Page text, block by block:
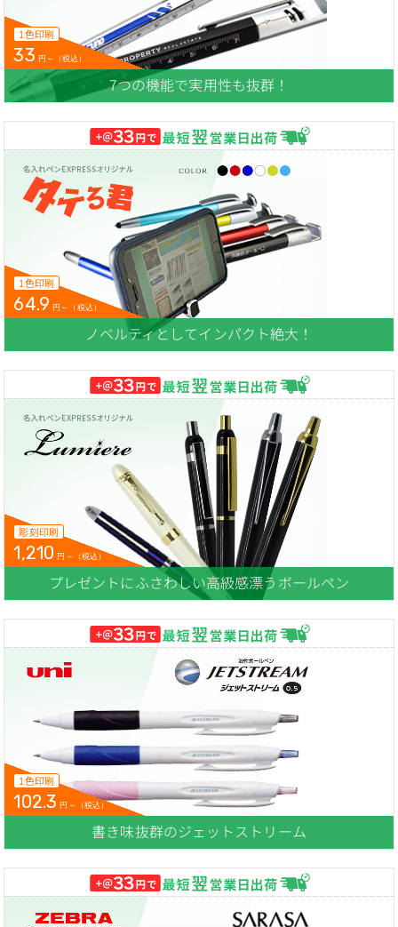
1色印刷
33 円～（税込）
7つの機能で実用性も抜群！
1色印刷
64.9 円～（税込）
ノベルティとしてインパクト絶大！
彫刻印刷
1,210 円～（税込）
プレゼントにふさわしい高級感漂うボールペン
1色印刷
102.3 円～（税込）
書き味抜群のジェットストリーム